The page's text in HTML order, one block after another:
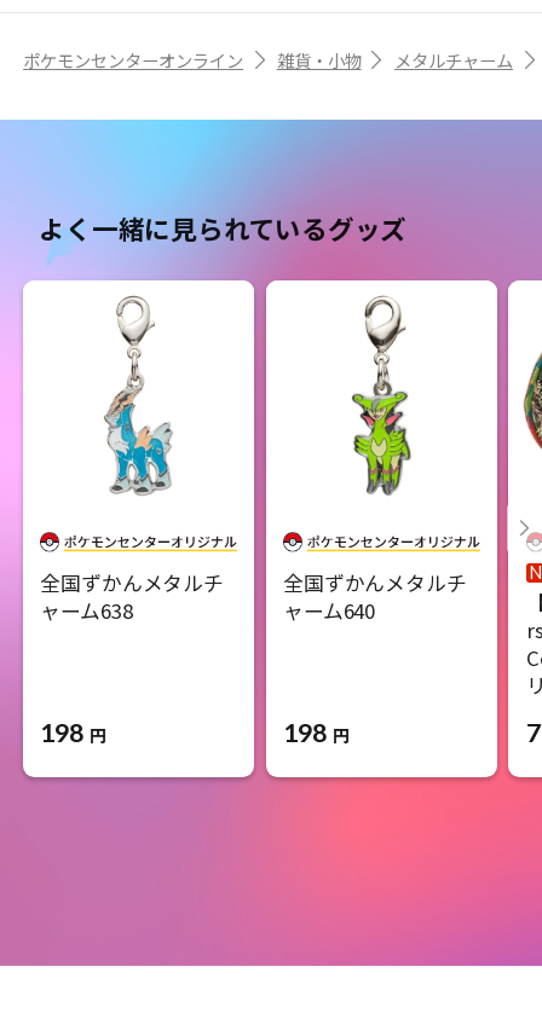
ポケモンセンターオンライン 雑貨・小物 メタルチャーム
よく一緒に見られているグッズ
全国ずかんメタルチ
ャーム638
198 円
全国ずかんメタルチ
ャーム640
198 円